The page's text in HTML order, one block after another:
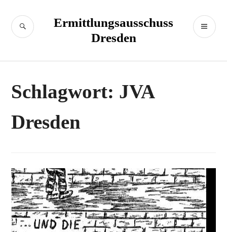
Inhalt
springen
Ermittlungsausschuss
Dresden
SUCHE
Schlagwort: JVA
Dresden